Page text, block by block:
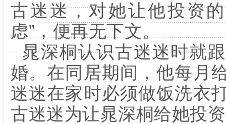
古迷迷，对她让他投资
虑”，便再无下文。
晁深桐认识古迷迷时就
婚。在同居期间，他每月
迷迷在家时必须做饭洗衣
古迷迷为让晁深桐给她投